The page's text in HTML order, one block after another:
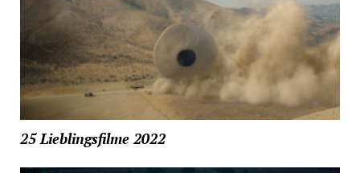
25 Lieblingsfilme 2022